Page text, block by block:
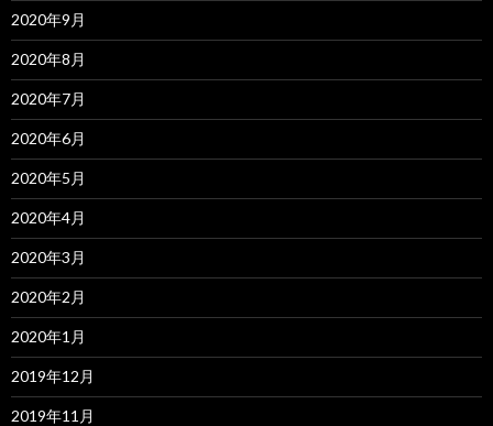
2020年9月
2020年8月
2020年7月
2020年6月
2020年5月
2020年4月
2020年3月
2020年2月
2020年1月
2019年12月
2019年11月